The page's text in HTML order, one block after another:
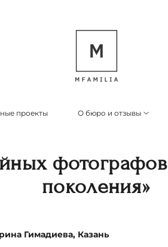
проекты О бюро и отзывы
поколения»
Гимадиева, Казань